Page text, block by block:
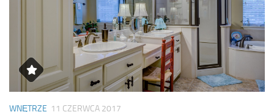
WNĘTRZE 11 CZERWCA 2017